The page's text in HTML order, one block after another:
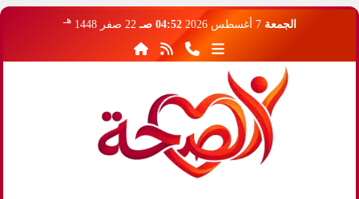
الجمعة 7 أغسطس 2026 04:52 صـ 22 صفر 1448 هـ